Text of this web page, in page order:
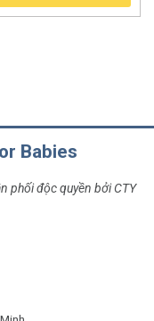
Babies
phối độc quyền bởi CTY